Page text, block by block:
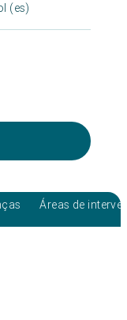
(es)
Áreas de